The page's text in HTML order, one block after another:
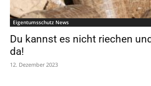
Eigentumsschutz News
Du kannst es nicht riechen
da!
12. Dezember 2023